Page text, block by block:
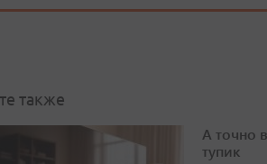
также
А точно
тупик